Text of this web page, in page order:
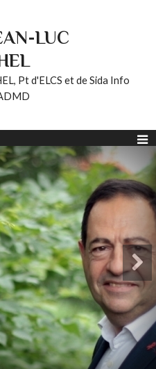
LUC
Pt d'ELCS et de Sida Info